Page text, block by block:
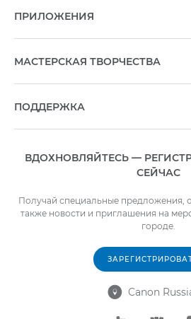
ПРИЛОЖЕНИЯ
МАСТЕРСКАЯ ТВОРЧЕСТВА
ПОДДЕРЖКА
ВДОХНОВЛЯЙТЕСЬ —
СЕЙЧАС
Получай специальные предложения,
также новости и приглашения на
городе.
 Canon